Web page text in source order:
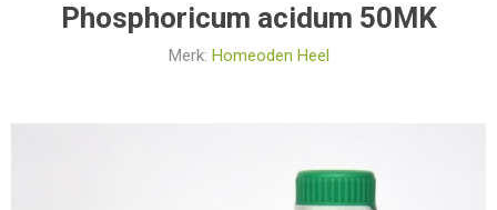
Phosphoricum acidum 50MK
Merk: Homeoden Heel